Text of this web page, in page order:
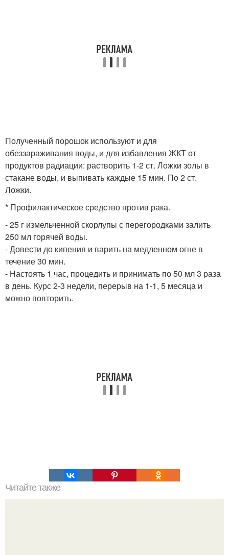
Полученный порошок используют и для
обеззараживания воды, и для избавления ЖКТ от
продуктов радиации: растворить 1-2 ст. Ложки золы в
стакане воды, и выпивать каждые 15 мин. По 2 ст.
Ложки.
* Профилактическое средство против рака.
- 25 г измельченной скорлупы с перегородками залить
250 мл горячей воды.
- Довести до кипения и варить на медленном огне в
течение 30 мин.
- Настоять 1 час, процедить и принимать по 50 мл 3 раза
в день. Курс 2-3 недели, перерыв на 1-1, 5 месяца и
можно повторить.
Читайте также